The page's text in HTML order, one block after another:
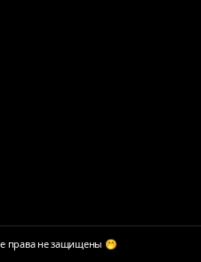
права не защищены 🤭